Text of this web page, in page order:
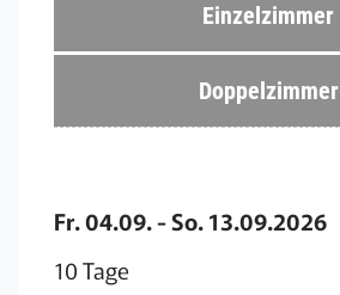
Einzelzimmer
Doppelzimmer
Fr. 04.09. - So. 13.09.2026
10 Tage